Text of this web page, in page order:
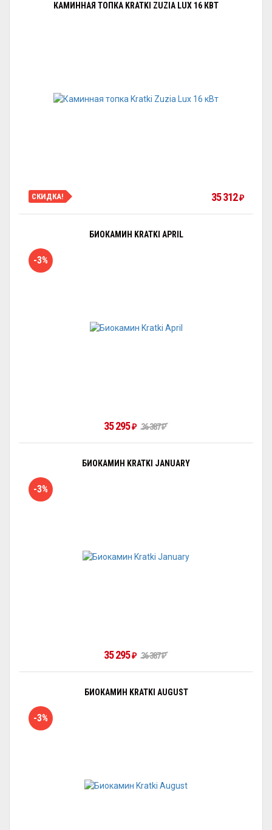
КАМИННАЯ ТОПКА KRATKI ZUZIA LUX 16 КВТ
СКИДКА! 35 312₽
БИОКАМИН KRATKI APRIL
-3%
35 295₽ 36 387₽
БИОКАМИН KRATKI JANUARY
-3%
35 295₽ 36 387₽
БИОКАМИН KRATKI AUGUST
-3%